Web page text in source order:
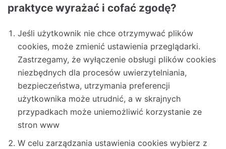
praktyce wyrażać i cofać zgodę?
Jeśli użytkownik nie chce otrzymywać plików
cookies, może zmienić ustawienia przeglądarki.
Zastrzegamy, że wyłączenie obsługi plików cookies
niezbędnych dla procesów uwierzytelniania,
bezpieczeństwa, utrzymania preferencji
użytkownika może utrudnić, a w skrajnych
przypadkach może uniemożliwić korzystanie ze
stron www
W celu zarządzania ustawienia cookies wybierz z